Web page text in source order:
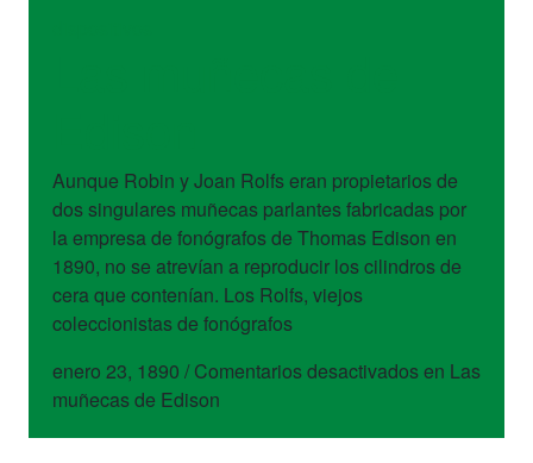
Aunque Robin y Joan Rolfs eran propietarios de
dos singulares muñecas parlantes fabricadas por
la empresa de fonógrafos de Thomas Edison en
1890, no se atrevían a reproducir los cilindros de
cera que contenían. Los Rolfs, viejos
coleccionistas de fonógrafos
enero 23, 1890 / Comentarios desactivadosen Las
muñecas de Edison